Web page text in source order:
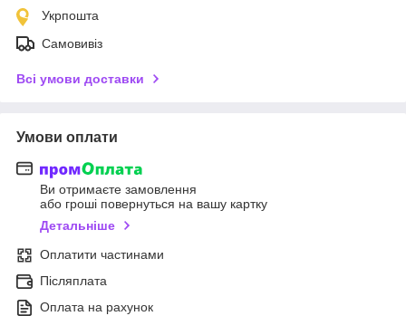
Укрпошта
Самовивіз
Всі умови доставки
Умови оплати
Ви отримаєте замовлення
або гроші повернуться на вашу картку
Детальніше
Оплатити частинами
Післяплата
Оплата на рахунок